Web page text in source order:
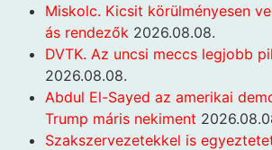
Miskolc. Kicsit körülményesen
ás rendezők 2026.08.08.
DVTK. Az uncsi meccs legjobb
2026.08.08.
Abdul El-Sayed az amerikai
Trump máris nekiment
Szakszervezetekkel is